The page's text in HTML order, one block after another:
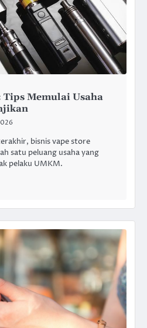
Tips Memulai Usaha
bisnis vape store
satu peluang usaha yang
pelaku UMKM.